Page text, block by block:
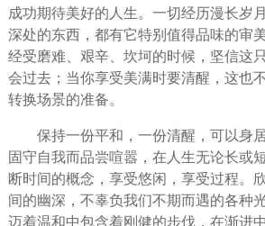
成功期待美好的人生。一切经历漫长岁月
深处的东西，都有它特别值得品味的审
经受磨难、艰辛、坎坷的时候，坚信这
会过去；当你享受美满时要清醒，这也
转换场景的准备。
保持一份平和，一份清醒，可以身
固守自我而品尝喧嚣，在人生无论长或
断时间的概念，享受悠闲，享受过程。
间的幽深，不辜负我们不期而遇的各种
迈着温和中包含着刚健的步伐，在渐进